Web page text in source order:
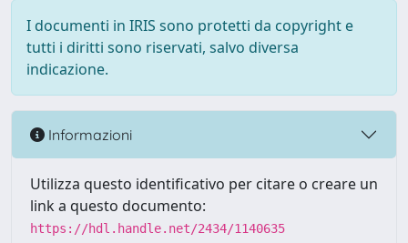
I documenti in IRIS sono protetti da copyright e
tutti i diritti sono riservati, salvo diversa
indicazione.
Informazioni
Utilizza questo identificativo per citare o creare un
link a questo documento:
https://hdl.handle.net/2434/1140635